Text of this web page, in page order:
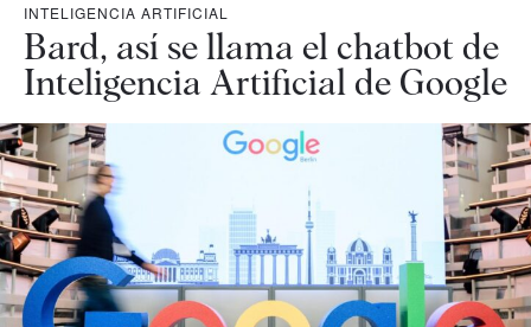
INTELIGENCIA ARTIFICIAL
Bard, así se llama el chatbot de
Inteligencia Artificial de Google